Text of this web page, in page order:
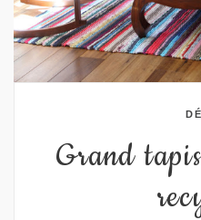
Grand